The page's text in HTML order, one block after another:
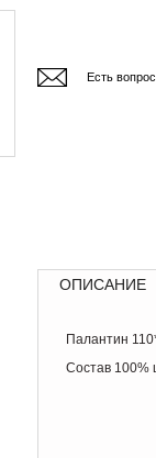
Есть
ОПИСАНИЕ
Палантин
Состав